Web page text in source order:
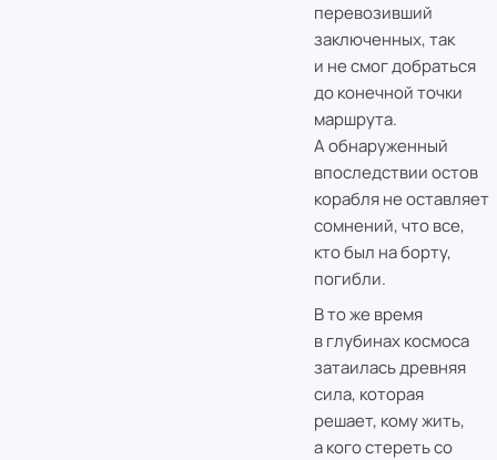
перевозивший
заключенных, так
и не смог добраться
до конечной точки
маршрута.
А обнаруженный
впоследствии остов
корабля не оставляет
сомнений, что все,
кто был на борту,
погибли.
В то же время
в глубинах космоса
затаилась древняя
сила, которая
решает, кому жить,
а кого стереть со